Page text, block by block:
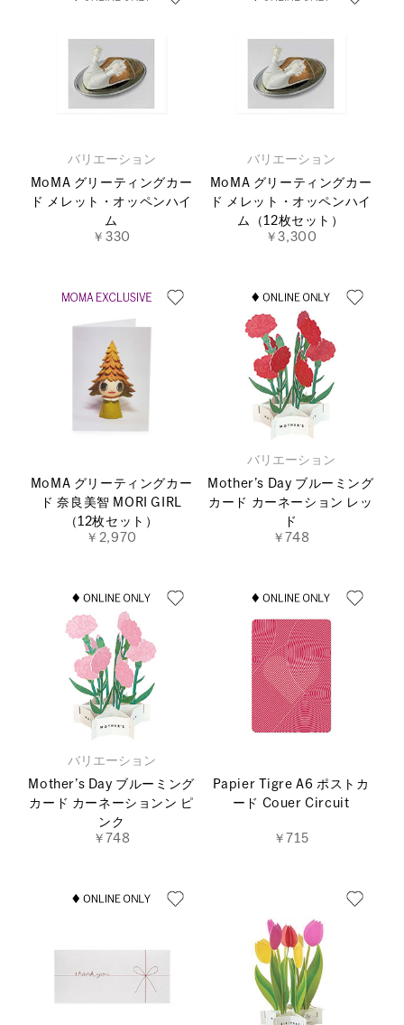
バリエーション
MoMA グリーティングカー
ド メレット・オッペンハイ
ム
￥330
バリエーション
MoMA グリーティングカー
ド メレット・オッペンハイ
ム（12枚セット）
￥3,300
MoMA グリーティングカー
ド 奈良美智 MORI GIRL
（12枚セット）
￥2,970
バリエーション
Mother’s Day ブルーミング
カード カーネーション レッ
ド
￥748
バリエーション
Mother’s Day ブルーミング
カード カーネーションン ピ
ンク
￥748
Papier Tigre A6 ポストカ
ード Couer Circuit
￥715